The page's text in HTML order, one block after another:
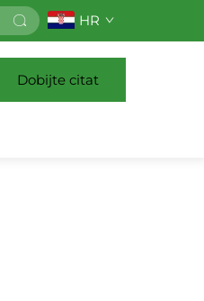
HR
Dobijte citat